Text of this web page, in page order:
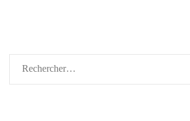
Rechercher :